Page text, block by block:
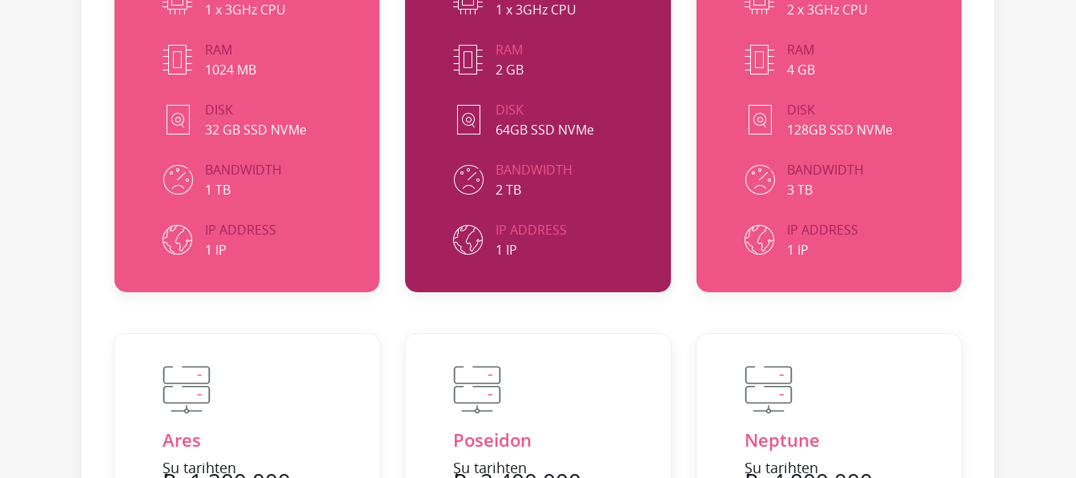
1 x 3GHz CPU
RAM
1024 MB
DISK
32 GB SSD NVMe
BANDWIDTH
1 TB
IP ADDRESS
1 IP
1 x 3GHz CPU
RAM
2 GB
DISK
64GB SSD NVMe
BANDWIDTH
2 TB
IP ADDRESS
1 IP
2 x 3GHz CPU
RAM
4 GB
DISK
128GB SSD NVMe
BANDWIDTH
3 TB
IP ADDRESS
1 IP
Ares
Şu tarihten
Poseidon
Şu tarihten
Neptune
Şu tarihten